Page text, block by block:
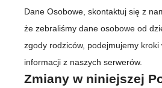
Dane Osobowe, skontaktuj się z
że zebraliśmy dane osobowe od
zgody rodziców, podejmujemy kroki
informacji z naszych serwerów.
Zmiany w niniejszej